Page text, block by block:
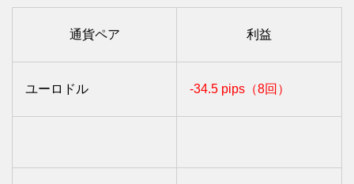
通貨ペア 利益
ユーロドル -34.5 pips（8回）